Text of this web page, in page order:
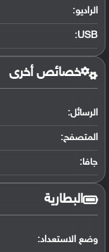
الراديو:
USB
:
خصائص أخرى
الرسائل:
المتصفح:
جافا:
البطارية
وضع الاستعداد: